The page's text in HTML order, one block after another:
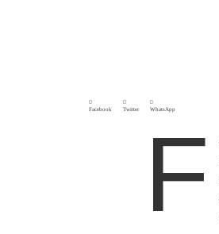
Facebook Twitter WhatsApp
F